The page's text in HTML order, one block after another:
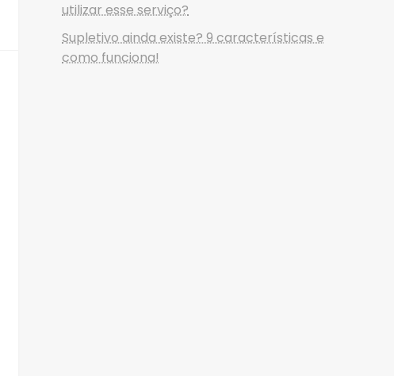
utilizar esse serviço?
Supletivo ainda existe? 9 características e
como funciona!